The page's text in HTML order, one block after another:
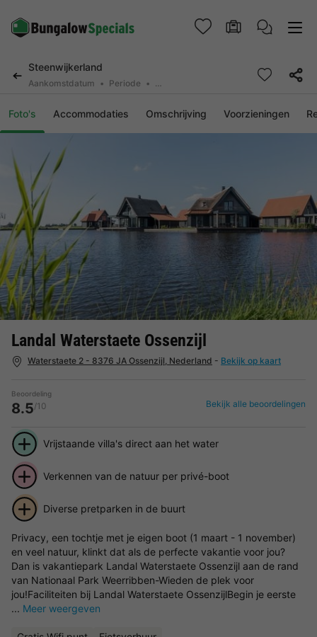
Steenwijkerland
Aankomstdatum Periode 2 personen, 0 huisdier
Foto's Accommodaties Omschrijving Voorzieningen
Landal Waterstaete Ossenzijl
Waterstaete 2 - 8376 JA Ossenzijl, Nederland - Bekijk op kaart
Beoordeling
8.5/10 Bekijk alle beoordelingen
Vrijstaande villa's direct aan het water
Verkennen van de natuur per privé-boot
Diverse pretparken in de buurt
Privacy, een tochtje met je eigen boot (1 maart - 1 november)
en veel natuur, klinkt dat als de perfecte vakantie voor jou?
Dan is vakantiepark Landal Waterstaete Ossenzijl aan de rand
van Nationaal Park Weerribben-Wieden de plek voor
jou!Faciliteiten bij Landal Waterstaete OssenzijlBegin je eerste
... Meer weergeven